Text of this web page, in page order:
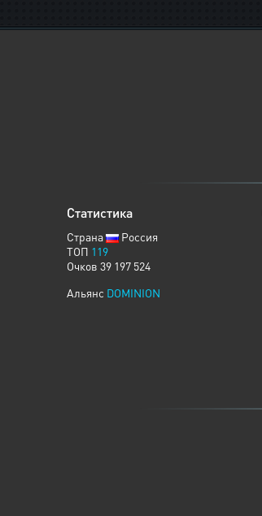
Статистика
Страна
Россия
ТОП 119
Очков 39 197 524
Альянс DOMINION